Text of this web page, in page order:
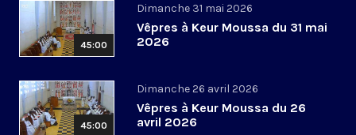
45:00
Dimanche 31 mai 2026
Vêpres à Keur Moussa du 31 mai
2026
45:00
Dimanche 26 avril 2026
Vêpres à Keur Moussa du 26
avril 2026